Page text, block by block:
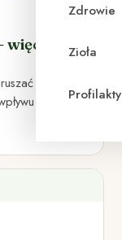
Zdrowie
Zioła
temat
na